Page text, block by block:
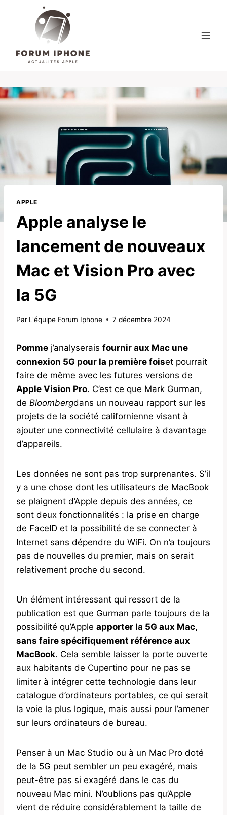
APPLE
Apple analyse le
lancement de nouveaux
Mac et Vision Pro avec
la 5G
Par L'équipe Forum Iphone 7 décembre 2024
Pomme j’analyserais fournir aux Mac une
connexion 5G pour la première foiset pourrait
faire de même avec les futures versions de
Apple Vision Pro. C’est ce que Mark Gurman,
de Bloombergdans un nouveau rapport sur les
projets de la société californienne visant à
ajouter une connectivité cellulaire à davantage
d’appareils.
Les données ne sont pas trop surprenantes. S’il
y a une chose dont les utilisateurs de MacBook
se plaignent d’Apple depuis des années, ce
sont deux fonctionnalités : la prise en charge
de FaceID et la possibilité de se connecter à
Internet sans dépendre du WiFi. On n’a toujours
pas de nouvelles du premier, mais on serait
relativement proche du second.
Un élément intéressant qui ressort de la
publication est que Gurman parle toujours de la
possibilité qu’Apple apporter la 5G aux Mac,
sans faire spécifiquement référence aux
MacBook. Cela semble laisser la porte ouverte
aux habitants de Cupertino pour ne pas se
limiter à intégrer cette technologie dans leur
catalogue d’ordinateurs portables, ce qui serait
la voie la plus logique, mais aussi pour l’amener
sur leurs ordinateurs de bureau.
Penser à un Mac Studio ou à un Mac Pro doté
de la 5G peut sembler un peu exagéré, mais
peut-être pas si exagéré dans le cas du
nouveau Mac mini. N’oublions pas qu’Apple
vient de réduire considérablement la taille de